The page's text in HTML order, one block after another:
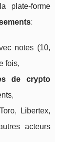
plate‑forme
:
notes (10,
fois,
de crypto
Libertex,
acteurs